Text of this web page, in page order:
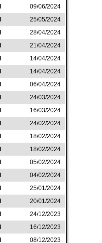
09/06/2024
25/05/2024
28/04/2024
21/04/2024
14/04/2024
14/04/2024
06/04/2024
24/03/2024
16/03/2024
24/02/2024
18/02/2024
18/02/2024
05/02/2024
04/02/2024
25/01/2024
20/01/2024
24/12/2023
16/12/2023
08/12/2023